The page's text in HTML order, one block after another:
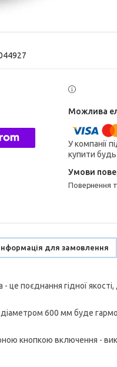
У компанії
купити
повернення
для замовлення
це поєднання гідної
діаметром 600 мм буде
кнопкою включення -